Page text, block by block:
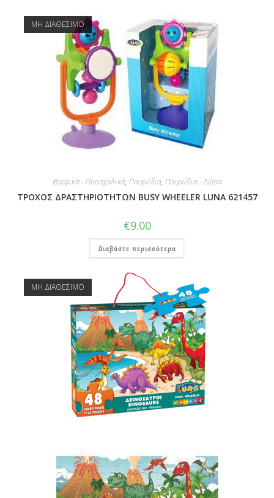
ΜΗ ΔΙΑΘΕΣΙΜΟ
Βρεφικά - Προσχολικά, Παιχνίδια, Παιχνίδια - Δώρα
ΤΡΟΧΟΣ ΔΡΑΣΤΗΡΙΟΤΗΤΩΝ BUSY WHEELER LUNA 621457
€9.00
Διαβάστε περισσότερα
ΜΗ ΔΙΑΘΕΣΙΜΟ